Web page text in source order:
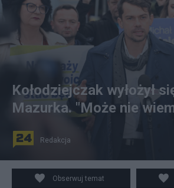
Lider Agrounii Michał Kołodziejczak.
Twitter/@EKOlodziejczak_
Kołodziejczak wyłożył
Mazurka. "Może nie
Redakcja
Obserwuj temat